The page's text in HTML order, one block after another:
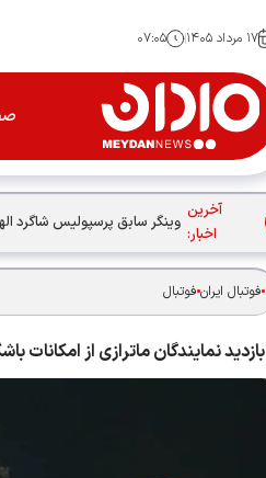
۱۷ مرداد ۱۴۰۵ ۰۷:۰۵
آخرین
اخبار:
وینگر سابق پرسپولیس شاگرد
فوتبال ایران فوتبال
بازدید نمایندگان ماترازی از امکانات